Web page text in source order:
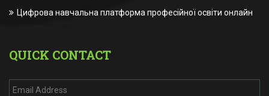
Цифрова навчальна платформа професійної освіти онлайн
QUICK CONTACT